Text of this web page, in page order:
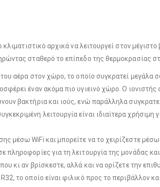
αρχικά να λειτουργεί στον
σταθερό το επίπεδο της
του αέρα στον χώρο, το οποίο συγκρατεί
έναν ακόμα πιο υγιεινό χώρο. Ο
βακτήρια και ιούς, ενώ παράλληλα
λειτουργία είναι ιδιαίτερα
μέσω WiFi και μπορείτε να το χειρίζεστε
για τη λειτουργία της μονάδας
κι αν βρίσκεστε, αλλά και να ορίζετε την
το οποίο είναι φιλικό προς το περιβάλλον